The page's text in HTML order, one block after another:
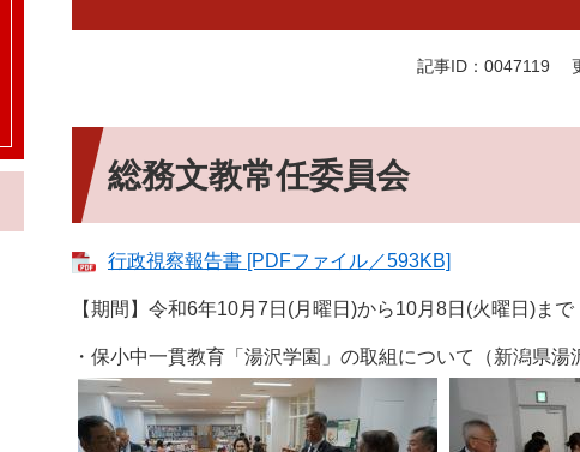
記事ID：0047119
総務文教常任委員会
行政視察報告書 [PDFファイル／593KB]
【期間】令和6年10月7日(月曜日)から10月8日(火曜日)まで
・保小中一貫教育「湯沢学園」の取組について（新潟県湯